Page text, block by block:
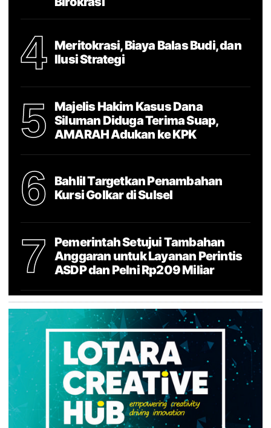
4
Meritokrasi, Biaya Balas Budi, dan
Ilusi Strategi
5
Majelis Hakim Kasus Dana
Siluman Diduga Terima Suap,
AMARAH Adukan ke KPK
6
Bahlil Targetkan Penambahan
Kursi Golkar di Sulsel
7
Pemerintah Setujui Tambahan
Anggaran untuk Layanan Perintis
ASDP dan Pelni Rp209 Miliar